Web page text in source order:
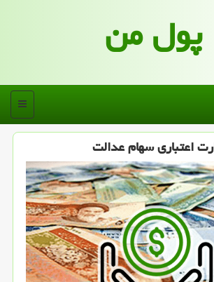
پول من
منو
اعتباری سهام عدالت